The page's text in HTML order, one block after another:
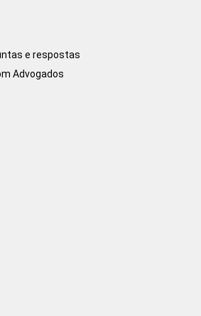
e respostas
Advogados